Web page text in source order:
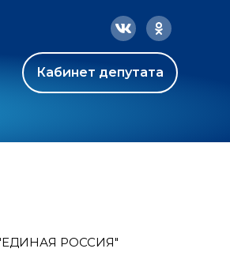
Кабинет депутата
"ЕДИНАЯ РОССИЯ"